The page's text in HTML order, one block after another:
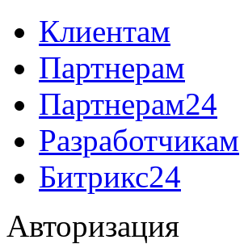
Клиентам
Партнерам
Партнерам24
Разработчикам
Битрикс24
Авторизация